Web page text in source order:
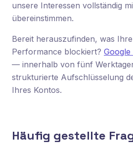
unsere Interessen vollständig
übereinstimmen.
Bereit herauszufinden, was
Performance blockiert?
— innerhalb von fünf
strukturierte Aufschlüsselung
Ihres Kontos.
Häufig gestellte